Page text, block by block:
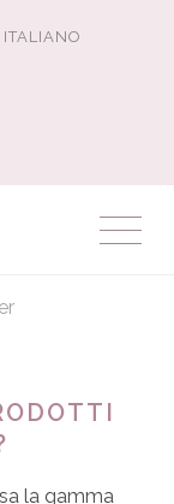
ITALIANO
la gamma